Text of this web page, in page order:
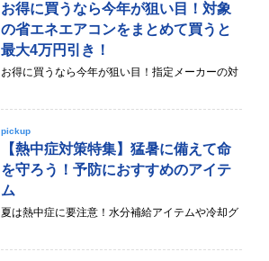
お得に買うなら今年が狙い目！対象
の省エネエアコンをまとめて買うと
最大4万円引き！
お得に買うなら今年が狙い目！指定メーカーの対
pickup
【熱中症対策特集】猛暑に備えて命
を守ろう！予防におすすめのアイテ
ム
夏は熱中症に要注意！水分補給アイテムや冷却グ